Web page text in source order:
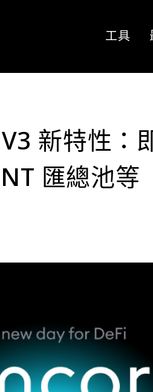
工具
新特性：
匯總池等